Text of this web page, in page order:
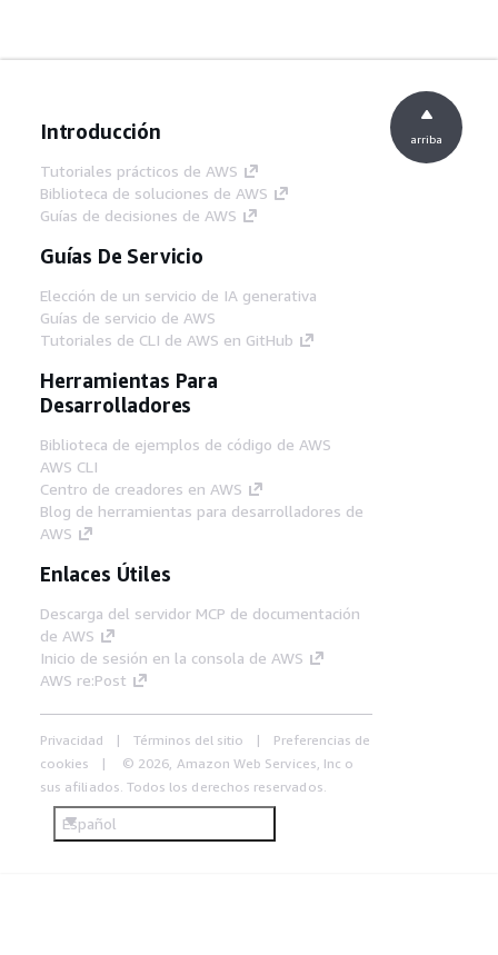
Introducción
Tutoriales prácticos de AWS
Biblioteca de soluciones de AWS
Guías de decisiones de AWS
Guías De Servicio
Elección de un servicio de IA generativa
Guías de servicio de AWS
Tutoriales de CLI de AWS en GitHub
Herramientas Para
Desarrolladores
Biblioteca de ejemplos de código de AWS
AWS CLI
Centro de creadores en AWS
Blog de herramientas para desarrolladores de
AWS
Enlaces Útiles
Descarga del servidor MCP de documentación
de AWS
Inicio de sesión en la consola de AWS
AWS re:Post
Privacidad Términos del sitio
Preferencias de
cookies
© 2026, Amazon Web Services, Inc o
sus afiliados. Todos los derechos reservados.
Español
arriba